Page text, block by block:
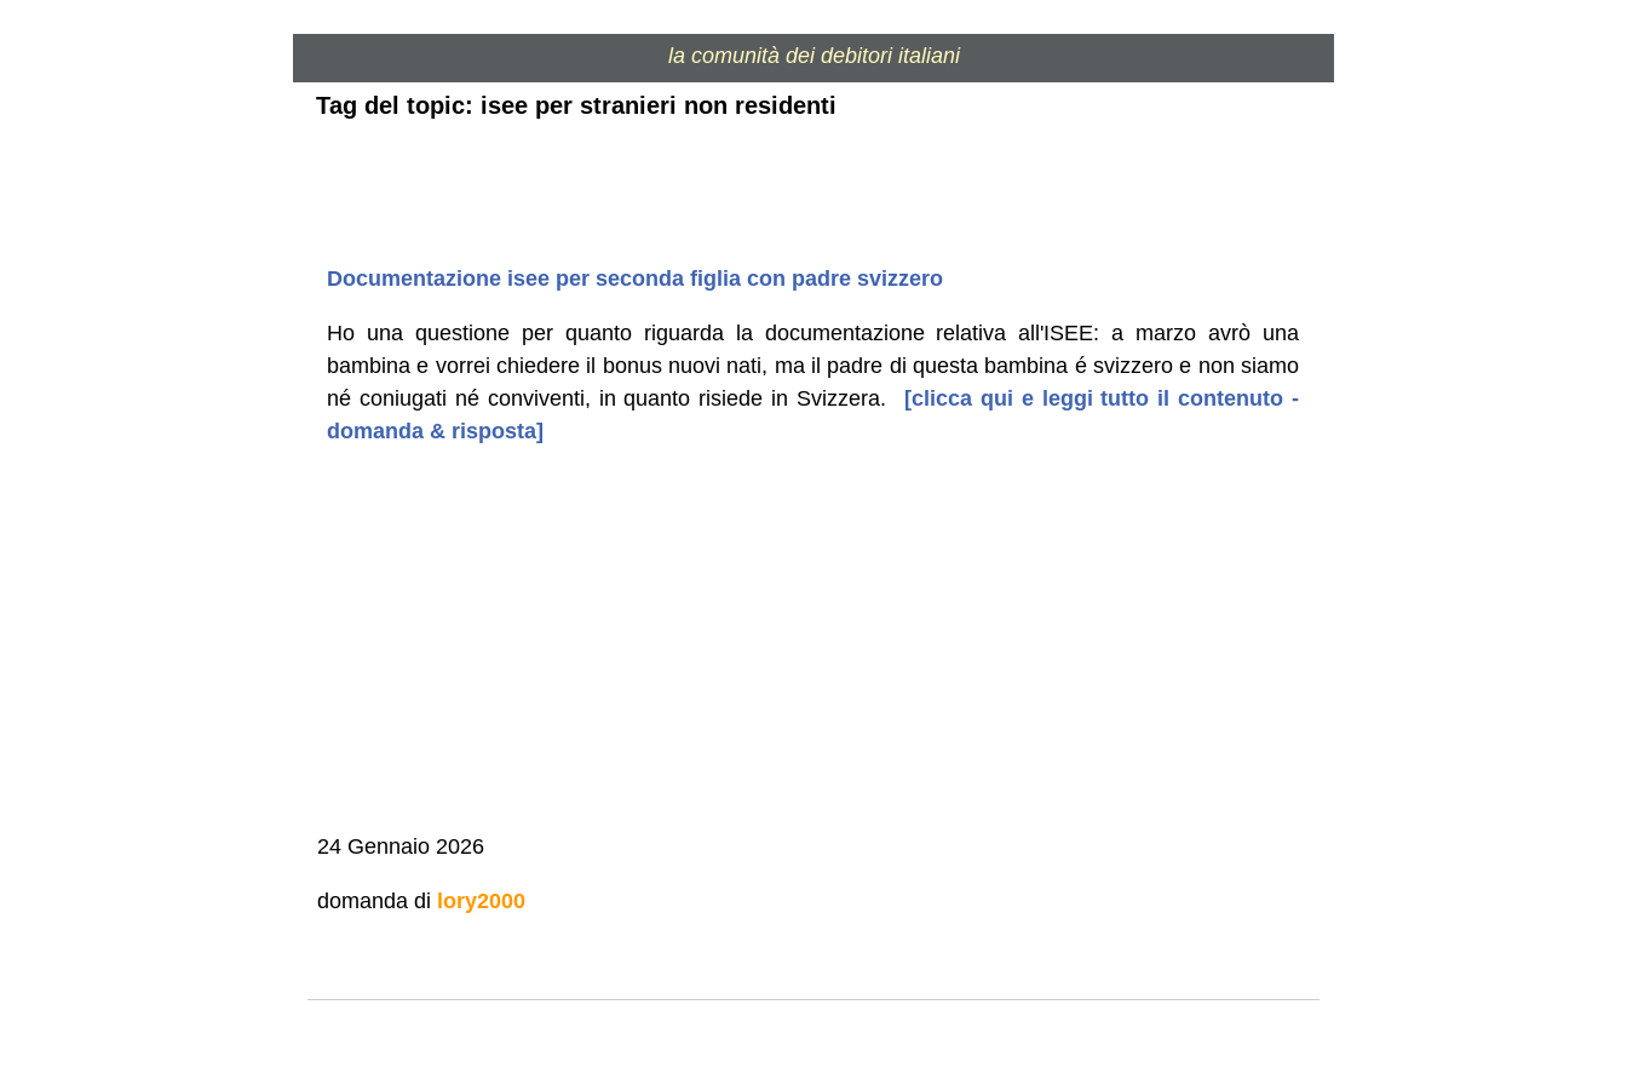
la comunità dei debitori italiani
Tag del topic: isee per stranieri non residenti
Documentazione isee per seconda figlia con padre svizzero
Ho una questione per quanto riguarda la documentazione relativa all'ISEE: a marzo avrò una
bambina e vorrei chiedere il bonus nuovi nati, ma il padre di questa bambina é svizzero e non siamo
né coniugati né conviventi, in quanto risiede in Svizzera.
[clicca qui e leggi tutto il contenuto -
domanda & risposta]
24 Gennaio 2026
domanda di lory2000